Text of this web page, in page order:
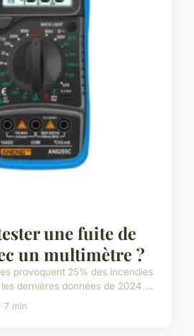
une fuite de
un multimètre ?
provoquent 25% des incendies
dernières données de 2024 ...
7 min